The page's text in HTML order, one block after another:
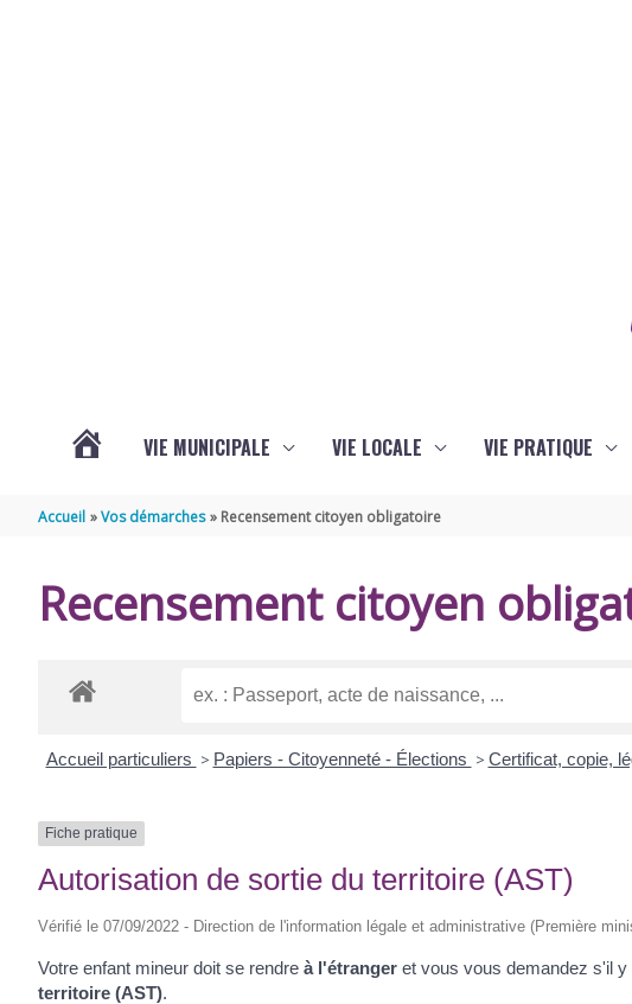
VIE MUNICIPALE VIE LOCALE VIE PRATIQUE
Accueil Vos démarches Recensement citoyen obligatoire
Recensement citoyen
Accueil particuliers > Papiers - Citoyenneté - Élections > Certificat, copie,
Fiche pratique
Autorisation de sortie du territoire (AST)
Vérifié le 07/09/2022 - Direction de l'information légale et administrative (Première
Votre enfant mineur doit se rendre à l'étranger et vous vous demandez s'il y
territoire (AST).